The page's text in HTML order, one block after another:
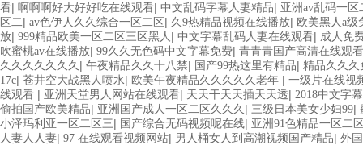
看| 啊啊啊好大好好吃在线观看| 中文乱码字幕人妻精品| 亚洲av乱码一
区二| av色伊人久久综合一区二区 | 久9热精品视频在线播放| 欧美黑人a级
放| 999精品欧美一区二区三区黑人 | 中文字幕乱码人妻在线观看| 成人免
吹蜜桃av在线播放| 99久久无色码中文字幕免费| 青青青国产高清在线观看
久久久久久久久 | 午夜精品久久十八禁| 国产99热这里有精品| 精品久久久
17c| 苍井空大战黑人喷水| 欧美午夜精品久久久久久老年 | 一级片在线视
线观看 | 亚洲天堂男人网站在线观看| 天天干天天插天天透| 2018中文字
偷拍国产欧美精品| 亚洲国产成人一区二区久久久 | 三级日本美女少妇99|
小泽玛利亚一区二区三| 国产综合无码视频呢在线| 亚洲91色精品一区二
人妻人人妻| 97 在线观看视频网站| 男人桶女人到高潮视频国产精品| 外